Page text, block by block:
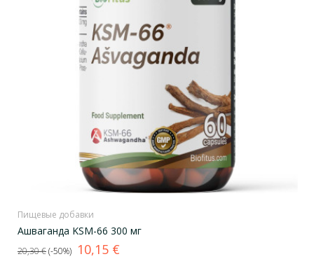
Пищевые добавки
Ашваганда KSM-66 300 мг
Базовая
цена
20,30 € -50% Цена
10,15 €